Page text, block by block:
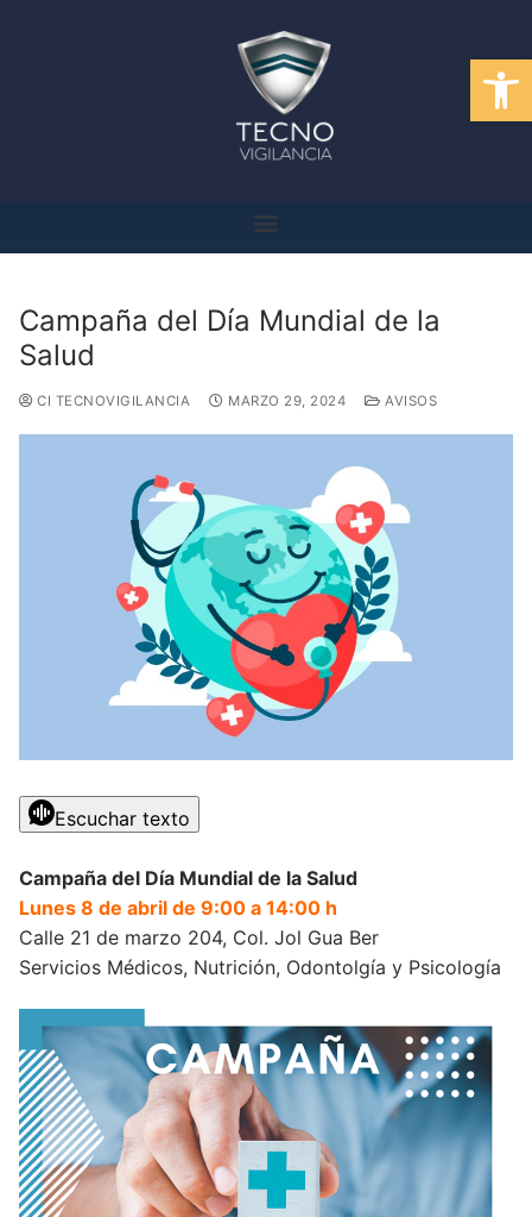
Abrir
Campaña del Día Mundial de la
Salud
CI TECNOVIGILANCIA MARZO 29, 2024 AVISOS
Escuchar texto
Campaña del Día Mundial de la Salud
Lunes 8 de abril de 9:00 a 14:00 h
Calle 21 de marzo 204, Col. Jol Gua Ber
Servicios Médicos, Nutrición, Odontolgía y Psicología